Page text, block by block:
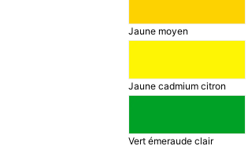
Jaune moyen
Jaune cadmium citron
Vert émeraude clair